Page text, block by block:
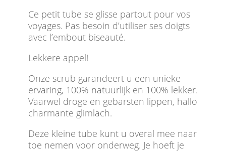
Ce petit tube se glisse partout pour vos
voyages. Pas besoin d’utiliser ses doigts
avec l’embout biseauté.
Lekkere appel!
Onze scrub garandeert u een unieke
ervaring, 100% natuurlijk en 100% lekker.
Vaarwel droge en gebarsten lippen, hallo
charmante glimlach.
Deze kleine tube kunt u overal mee naar
toe nemen voor onderweg. Je hoeft je